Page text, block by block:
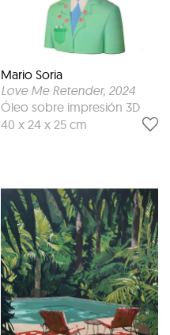
Mario Soria
Love Me Retender, 2024
Óleo sobre impresión 3D
40 x 24 x 25 cm